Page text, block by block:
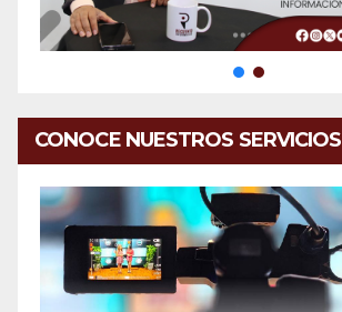
CONOCE NUESTROS SERVICIOS